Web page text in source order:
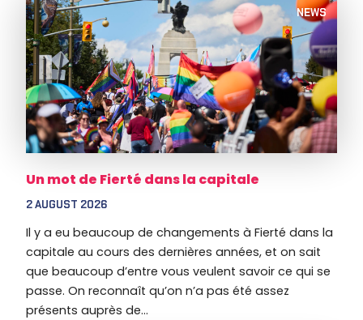
NEWS
Un mot de Fierté dans la capitale
2 AUGUST 2026
Il y a eu beaucoup de changements à Fierté dans la
capitale au cours des dernières années, et on sait
que beaucoup d’entre vous veulent savoir ce qui se
passe. On reconnaît qu’on n’a pas été assez
présents auprès de...